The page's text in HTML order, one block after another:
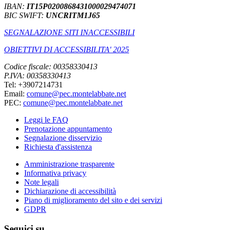
IBAN: IT15P0200868431000029474071
BIC SWIFT: UNCRITM1J65
SEGNALAZIONE SITI INACCESSIBILI
OBIETTIVI DI ACCESSIBILITA' 2025
Codice fiscale: 00358330413
P.IVA: 00358330413
Tel: +3907214731
Email: comune@pec.montelabbate.net
PEC: comune@pec.montelabbate.net
Leggi le FAQ
Prenotazione appuntamento
Segnalazione disservizio
Richiesta d'assistenza
Amministrazione trasparente
Informativa privacy
Note legali
Dichiarazione di accessibilità
Piano di miglioramento del sito e dei servizi
GDPR